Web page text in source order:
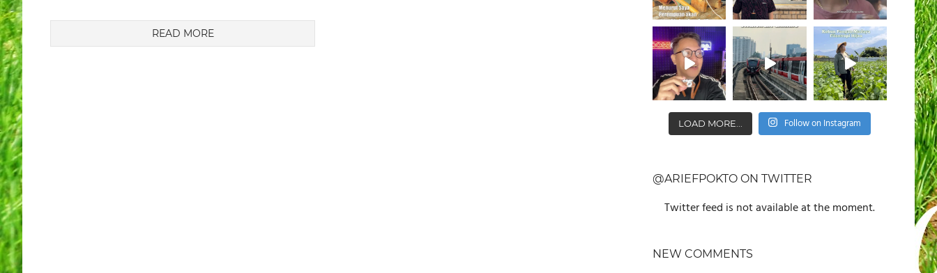
READ MORE
LOAD MORE... Follow on Instagram
@ARIEFPOKTO ON TWITTER
Twitter feed is not available at the moment.
NEW COMMENTS